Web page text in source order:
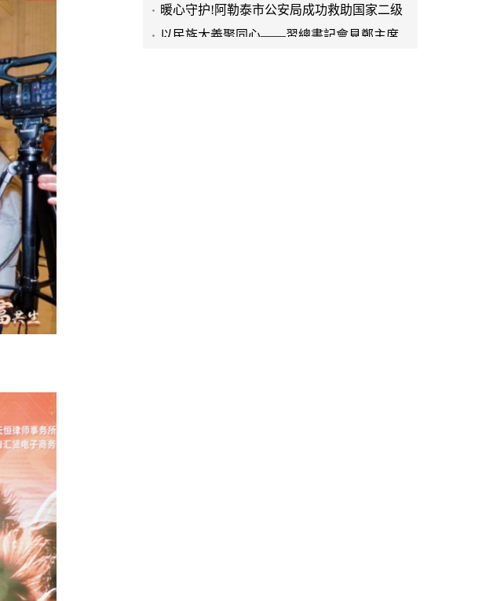
提出兩岸關系四點重要意見
京东与清远市达成战略合作 共建京东跑步鸡·